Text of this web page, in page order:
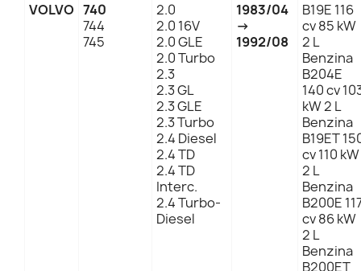
VOLVO 740
744
745
2.0
2.0 16V
2.0 GLE
2.0 Turbo
2.3
2.3 GL
2.3 GLE
2.3 Turbo
2.4 Diesel
2.4 TD
2.4 TD
Interc.
2.4 Turbo-
Diesel
1983/04
→
1992/08
B19E 116
cv 85 kW
2 L
Benzina
B204E
140 cv
kW 2 L
Benzina
B19ET
cv 110 kW
2 L
Benzina
B200E
cv 86 kW
2 L
Benzina
B200ET